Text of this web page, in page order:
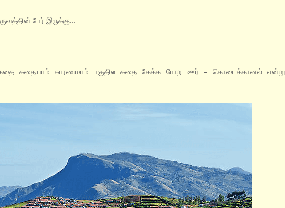
பேர் இருக்கு…
கதையாம் காரணமாம் பகுதில கதை கேக்க போற ஊர் – கொடைக்கானல் என்று